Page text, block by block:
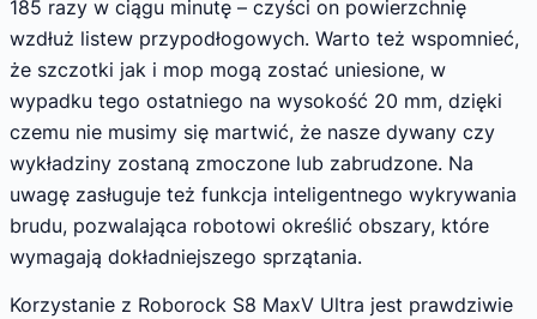
185 razy w ciągu minutę – czyści on powierzchnię
wzdłuż listew przypodłogowych. Warto też wspomnieć,
że szczotki jak i mop mogą zostać uniesione, w
wypadku tego ostatniego na wysokość 20 mm, dzięki
czemu nie musimy się martwić, że nasze dywany czy
wykładziny zostaną zmoczone lub zabrudzone. Na
uwagę zasługuje też funkcja inteligentnego wykrywania
brudu, pozwalająca robotowi określić obszary, które
wymagają dokładniejszego sprzątania.
Korzystanie z Roborock S8 MaxV Ultra jest prawdziwie